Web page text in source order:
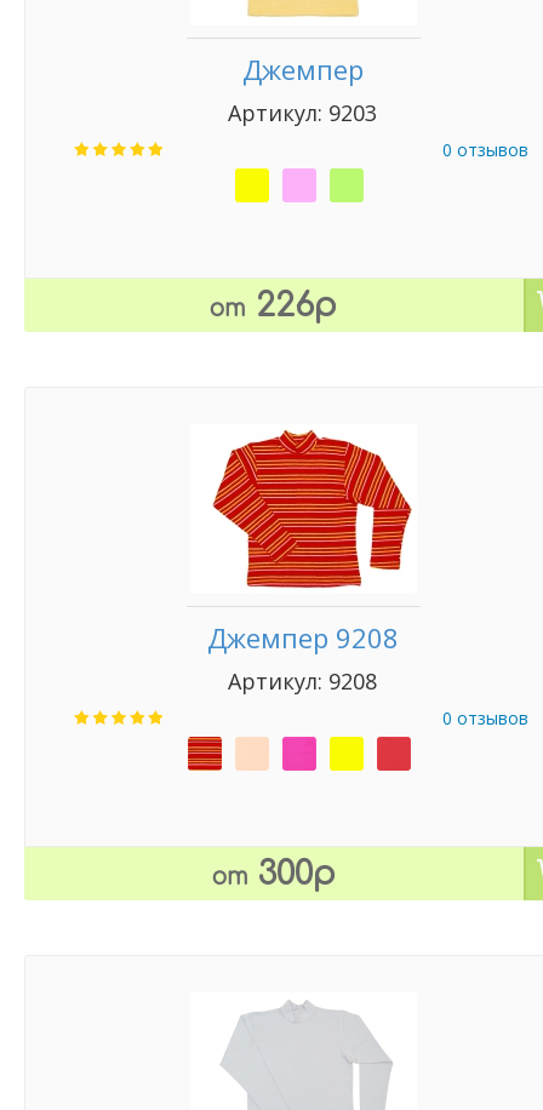
Джемпер
Артикул: 9203
0 отзывов
от 226р
Джемпер 9208
Артикул: 9208
0 отзывов
от 300р